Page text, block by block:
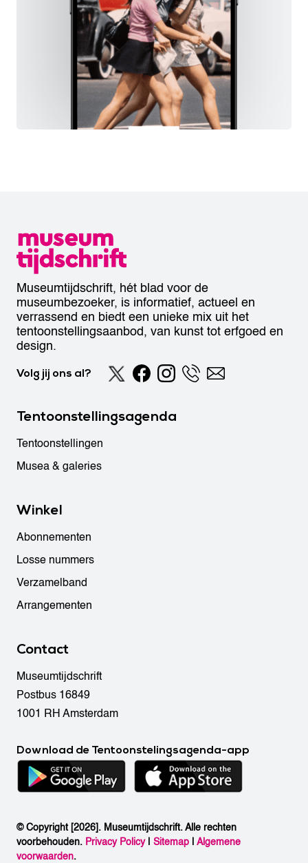
Museumtijdschrift, hét blad voor de
museumbezoeker, is informatief, actueel en
verrassend en biedt een unieke mix uit het
tentoonstellingsaanbod, van kunst tot erfgoed en
design.
Volg jij ons al?
Tentoonstellingsagenda
Tentoonstellingen
Musea & galeries
Winkel
Abonnementen
Losse nummers
Verzamelband
Arrangementen
Contact
Museumtijdschrift
Postbus 16849
1001 RH Amsterdam
Download de Tentoonstelingsagenda-app
© Copyright [2026]. Museumtijdschrift. Alle rechten
voorbehouden. Privacy Policy| Sitemap |Algemene
voorwaarden.